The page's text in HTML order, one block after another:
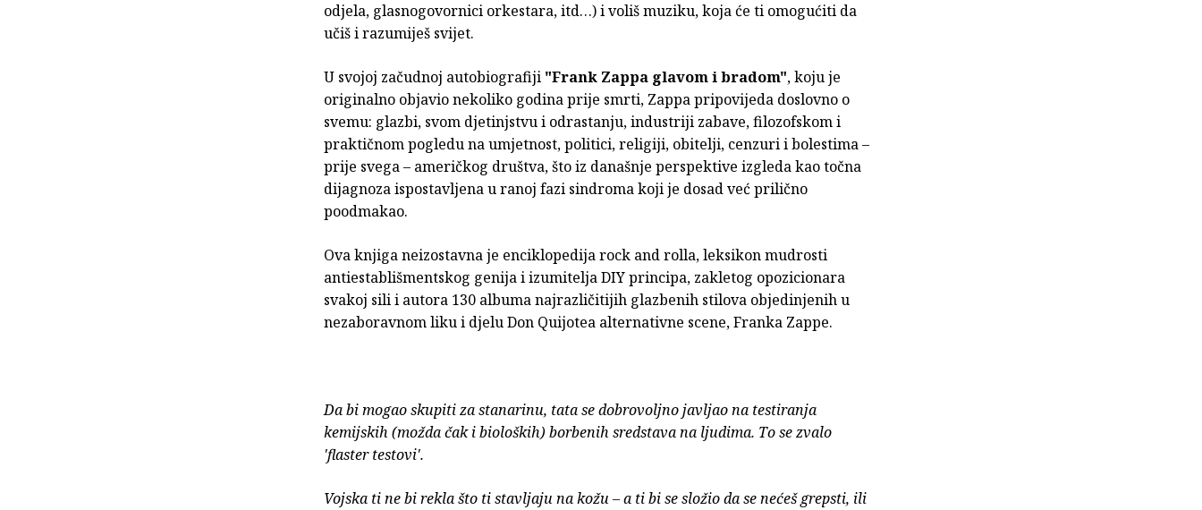
odjela, glasnogovornici orkestara, itd…) i voliš muziku, koja će ti omogućiti da
učiš i razumiješ svijet.
U svojoj začudnoj autobiografiji "Frank Zappa glavom i bradom", koju je
originalno objavio nekoliko godina prije smrti, Zappa pripovijeda doslovno o
svemu: glazbi, svom djetinjstvu i odrastanju, industriji zabave, filozofskom i
praktičnom pogledu na umjetnost, politici, religiji, obitelji, cenzuri i bolestima –
prije svega – američkog društva, što iz današnje perspektive izgleda kao točna
dijagnoza ispostavljena u ranoj fazi sindroma koji je dosad već prilično
poodmakao.
Ova knjiga neizostavna je enciklopedija rock and rolla, leksikon mudrosti
antiestablišmentskog genija i izumitelja DIY principa, zakletog opozicionara
svakoj sili i autora 130 albuma najrazličitijih glazbenih stilova objedinjenih u
nezaboravnom liku i djelu Don Quijotea alternativne scene, Franka Zappe.
Da bi mogao skupiti za stanarinu, tata se dobrovoljno javljao na testiranja
kemijskih (možda čak i bioloških) borbenih sredstava na ljudima. To se zvalo
'flaster testovi'.
Vojska ti ne bi rekla što ti stavljaju na kožu – a ti bi se složio da se nećeš grepsti, ili